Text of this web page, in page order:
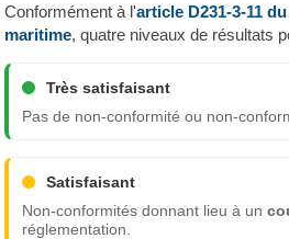
Conformément à l'article D231-3-11
maritime, quatre niveaux de résultats
Très satisfaisant
Pas de non-conformité ou non-
Satisfaisant
Non-conformités donnant lieu à un
réglementation.